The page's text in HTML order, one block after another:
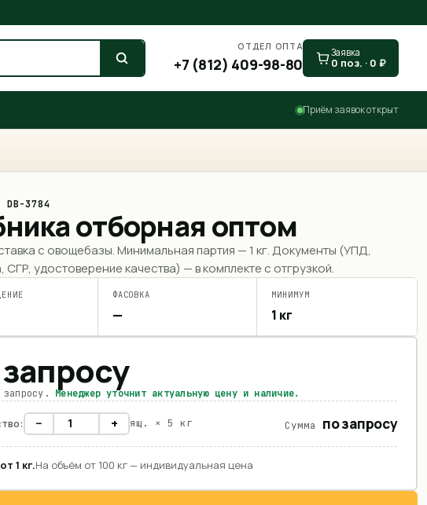
ОТДЕЛ ОПТА
+7 (812) 409-98-80
Заявка
0 поз. · 0 ₽
Приём заявок открыт
DB-3784
отборная оптом
с овощебазы. Минимальная партия —1 кг. Документы (УПД,
СГР, удостоверение качества) — в комплекте с отгрузкой.
ФАСОВКА
—
МИНИМУМ
1 кг
Менеджер уточнит актуальную цену и наличие.
− + ящ. × 5 кг Сумма по запросу
1 кг.На объём от 100 кг — индивидуальная цена